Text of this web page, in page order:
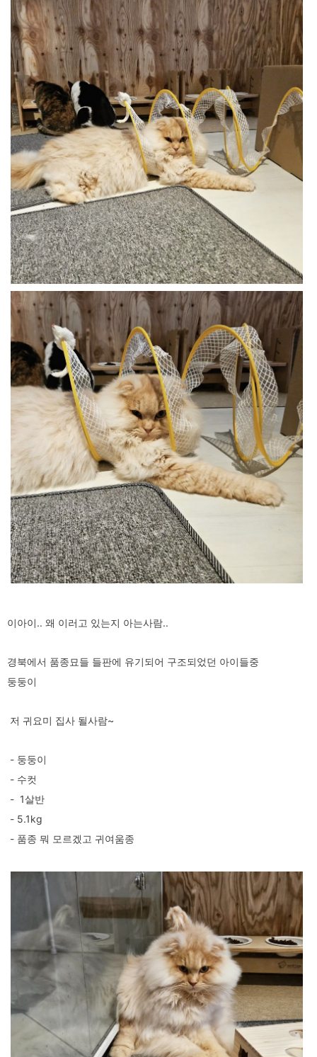
이아이.. 왜 이러고 있는지 아는사람..
경북에서 품종묘들 들판에 유기되어 구조되었던 아이들중
둥둥이
저 귀요미 집사 될사람~
- 둥둥이
- 수컷
- 1살반
- 5.1kg
- 품종 뭐 모르겠고 귀여움종